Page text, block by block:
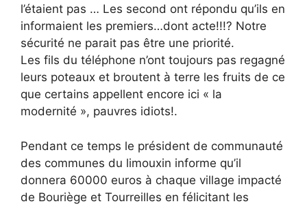
l’étaient pas … Les second ont répondu qu’ils en
informaient les premiers…dont acte!!!? Notre
sécurité ne parait pas être une priorité.
Les fils du téléphone n’ont toujours pas regagné
leurs poteaux et broutent à terre les fruits de ce
que certains appellent encore ici « la
modernité », pauvres idiots!.
Pendant ce temps le président de communauté
des communes du limouxin informe qu’il
donnera 60000 euros à chaque village impacté
de Bouriège et Tourreilles en félicitant les